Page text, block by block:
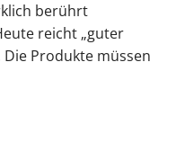
berührt
reicht „guter
Produkte müssen